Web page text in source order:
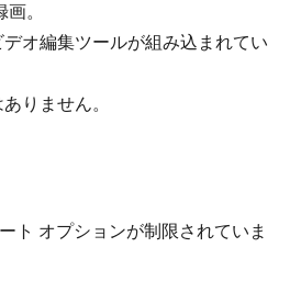
。
オ編集ツールが組み込まれてい
りません。
ト オプションが制限されていま